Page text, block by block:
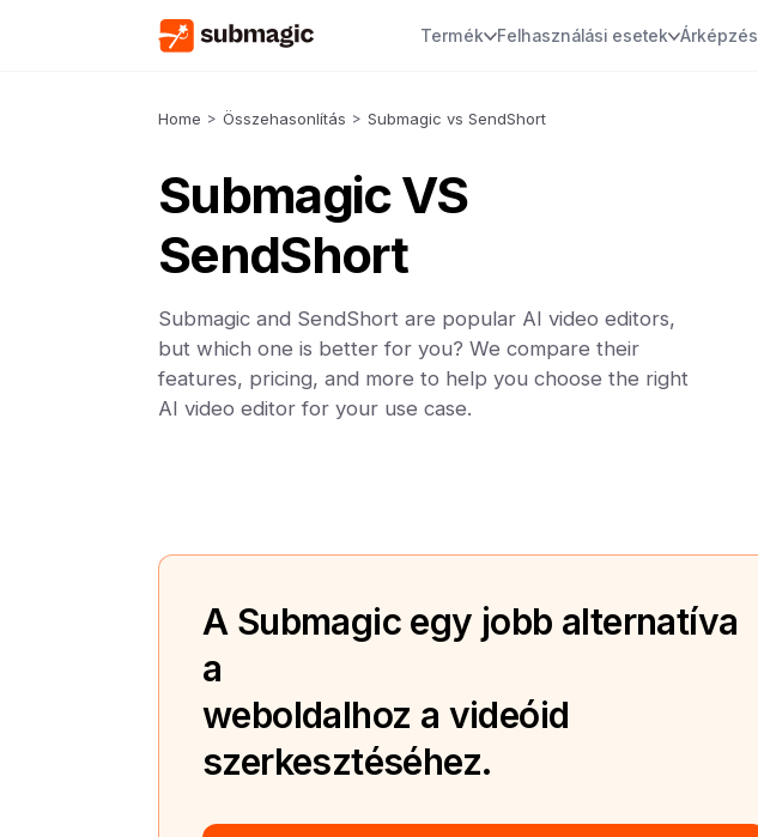
Termék Felhasználási esetek Árképzés
Home > Összehasonlítás > Submagic vs SendShort
Submagic VS
SendShort
Submagic and SendShort are popular AI video editors,
but which one is better for you? We compare their
features, pricing, and more to help you choose the right
AI video editor for your use case.
A Submagic egy jobb alternatíva
a
weboldalhoz a videóid
szerkesztéséhez.